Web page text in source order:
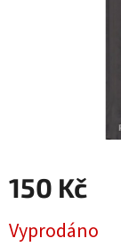
150 Kč
cena:
Vyprodáno